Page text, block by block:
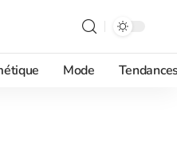
Mode